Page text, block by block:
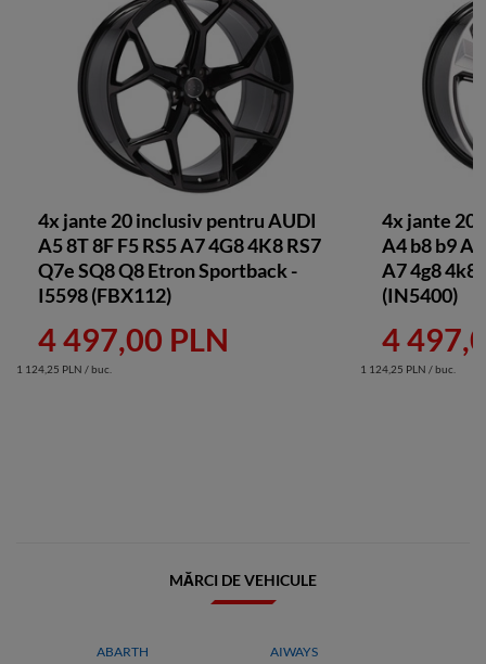
4x jante 20 inclusiv pentru AUDI
A5 8T 8F F5 RS5 A7 4G8 4K8 RS7
Q7e SQ8 Q8 Etron Sportback -
I5598 (FBX112)
4 497,00 PLN
1 124,25 PLN / buc.
4x jante 20
A4 b8 b9
A7 4g8 4k8
(IN5400)
4
1 124,25 PLN / buc.
MĂRCI DE VEHICULE
ABARTH AIWAYS